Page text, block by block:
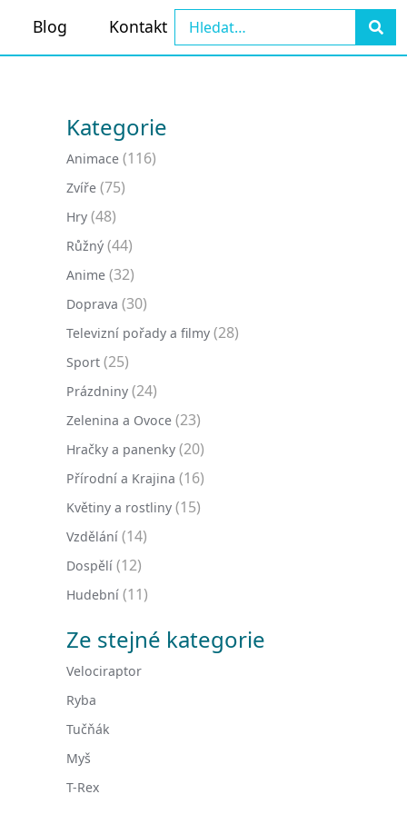
Blog Kontakt
Kategorie
Animace (116)
Zvíře (75)
Hry (48)
Růžný (44)
Anime (32)
Doprava (30)
Televizní pořady a filmy (28)
Sport (25)
Prázdniny (24)
Zelenina a Ovoce (23)
Hračky a panenky (20)
Přírodní a Krajina (16)
Květiny a rostliny (15)
Vzdělání (14)
Dospělí (12)
Hudební (11)
Ze stejné kategorie
Velociraptor
Ryba
Tučňák
Myš
T-Rex